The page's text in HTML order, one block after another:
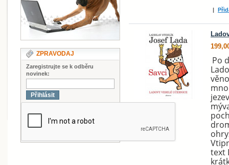
ZPRAVODAJ
Zaregistrujte se k odběru
novinek:
Přihlásit
Po
text